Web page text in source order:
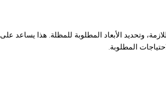
وتحديد الأبعاد المطلوبة للمظلة. هذا يساعد على
المطلوبة.